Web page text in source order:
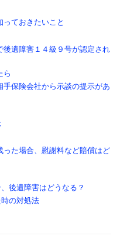
ておきたいこと
遺障害１４級９号が認定され
ら
保険会社から示談の提示があ
た場合、慰謝料など賠償はど
後遺障害はどうなる？
の対処法